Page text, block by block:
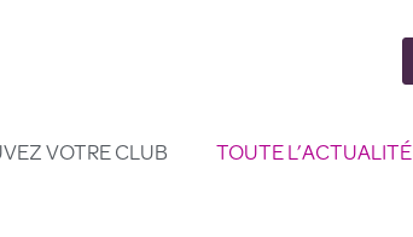
VOTRE CLUB TOUTE L’ACTUALITÉ